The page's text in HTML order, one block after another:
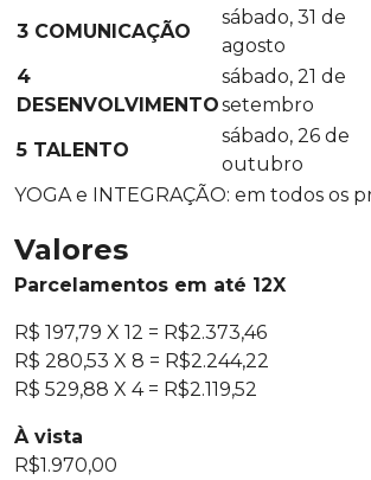
3 COMUNICAÇÃO
sábado, 31 de
agosto
4
DESENVOLVIMENTO
sábado, 21 de
setembro
5 TALENTO
sábado, 26 de
outubro
YOGA e INTEGRAÇÃO: em todos os
Valores
Parcelamentos em até 12X
R$ 197,79 X 12 = R$2.373,46
R$ 280,53 X 8 = R$2.244,22
R$ 529,88 X 4 = R$2.119,52
À vista
R$1.970,00